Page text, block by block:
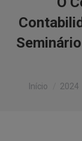
Início 2024